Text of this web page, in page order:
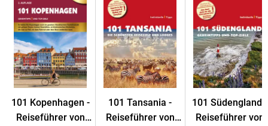
Castelo São Jorge.
In 101 Artikeln beleuchten die Lissabon-Expertinnen Barbara
Claesges und Claudia Rutschmann verschiedenste Aspekte
der Stadt, beantworten Fragen kenntnisreich und mit viel
Liebe zum Detail: Wie funktioniert Lissabon? Welche
Sehenswürdigkeit lohnt sich für wen? Aber z. B. auch: Wo
So laden die Autorinnen den Leser immer wieder ein, sein
101 Kopenhagen -
Reiseführer von
101 Tansania -
Reiseführer von
101 Südengland -
Reiseführer von